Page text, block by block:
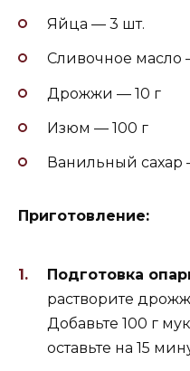
Яйца — 3 шт.
Сливочное масло
Дрожжи — 10 г
Изюм — 100 г
Ванильный сахар
Приготовление:
Подготовка
растворите
Добавьте 100 г
оставьте на 15